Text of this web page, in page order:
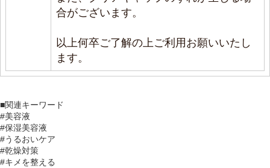
合がございます。
以上何卒ご了解の上ご利用お願いいたし
ます。
■関連キーワード
#美容液
#保湿美容液
#うるおいケア
#乾燥対策
#キメを整える